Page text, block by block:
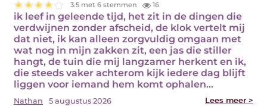
3.5 met 6 stemmen 16
ik leef in geleende tijd, het zit in de dingen die
verdwijnen zonder afscheid, de klok vertelt mij
dat niet, ik kan alleen zorgvuldig omgaan met
wat nog in mijn zakken zit, een jas die stiller
hangt, de tuin die mij langzamer herkent en ik,
die steeds vaker achterom kijk iedere dag blijft
liggen voor iemand hem komt ophalen…
Nathan 5 augustus 2026 Lees meer >